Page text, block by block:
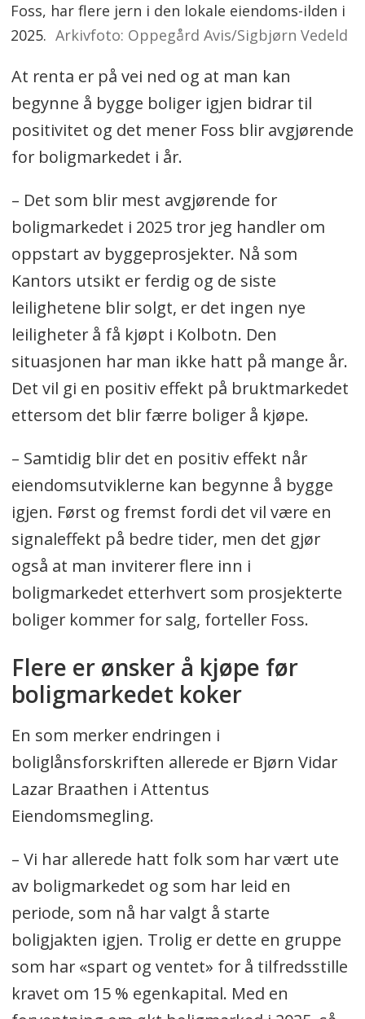
Foss, har flere jern i den lokale eiendoms-ilden i
2025. Arkivfoto: Oppegård Avis/Sigbjørn Vedeld
At renta er på vei ned og at man kan
begynne å bygge boliger igjen bidrar til
positivitet og det mener Foss blir avgjørende
for boligmarkedet i år.
– Det som blir mest avgjørende for
boligmarkedet i 2025 tror jeg handler om
oppstart av byggeprosjekter. Nå som
Kantors utsikt er ferdig og de siste
leilighetene blir solgt, er det ingen nye
leiligheter å få kjøpt i Kolbotn. Den
situasjonen har man ikke hatt på mange år.
Det vil gi en positiv effekt på bruktmarkedet
ettersom det blir færre boliger å kjøpe.
– Samtidig blir det en positiv effekt når
eiendomsutviklerne kan begynne å bygge
igjen. Først og fremst fordi det vil være en
signaleffekt på bedre tider, men det gjør
også at man inviterer flere inn i
boligmarkedet etterhvert som prosjekterte
boliger kommer for salg, forteller Foss.
Flere er ønsker å kjøpe før
boligmarkedet koker
En som merker endringen i
boliglånsforskriften allerede er Bjørn Vidar
Lazar Braathen i Attentus
Eiendomsmegling.
– Vi har allerede hatt folk som har vært ute
av boligmarkedet og som har leid en
periode, som nå har valgt å starte
boligjakten igjen. Trolig er dette en gruppe
som har «spart og ventet» for å tilfredsstille
kravet om 15 % egenkapital. Med en